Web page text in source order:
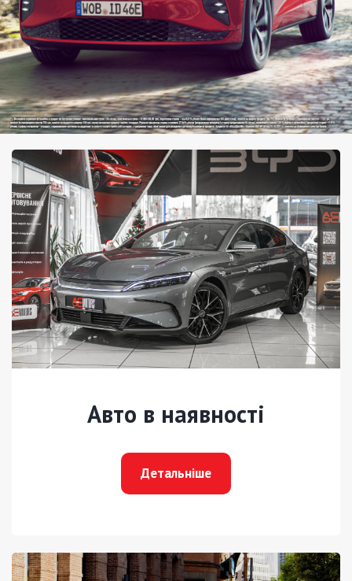
Авто в наявності
Детальніше